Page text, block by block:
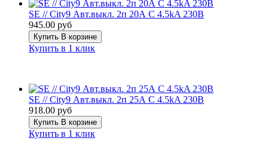
SE // City9 Авт.выкл. 2п 20А С 4.5kA 230В
945.00 руб
Купить В корзине
Купить в 1 клик
SE // City9 Авт.выкл. 2п 25А С 4.5kA 230В
918.00 руб
Купить В корзине
Купить в 1 клик